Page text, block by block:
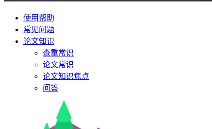
使用帮助
常见问题
论文知识
查重常识
论文常识
论文知识焦点
问答